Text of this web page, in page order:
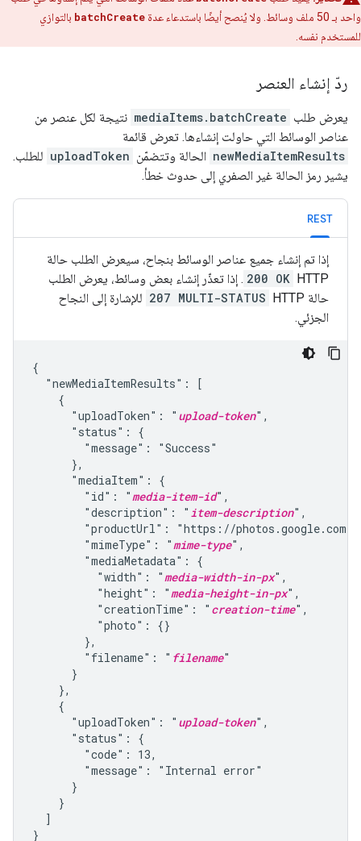
واحد بـ 50 ملف وسائط. ولا يُنصح أيضًا باستدعاء عدة
batchCreate بالتوازي
للمستخدم نفسه.
ردّ إنشاء العنصر
يعرض طلب mediaItems.batchCreate نتيجة لكل عنصر من
عناصر الوسائط التي حاولت إنشاءها. تعرض قائمة
newMediaItemResults الحالة وتتضمّن uploadToken للطلب.
يشير رمز الحالة غير الصفري إلى حدوث خطأ.
REST
إذا تم إنشاء جميع عناصر الوسائط بنجاح، سيعرض الطلب حالة
HTTP
200 OK . إذا تعذّر إنشاء بعض وسائط، يعرض الطلب
حالة HTTP
207 MULTI-STATUS للإشارة إلى النجاح
الجزئي.
{
  "newMediaItemResults": [
    {
      "uploadToken": "
upload-token",
      "status": {
        "message": "Success"
      },
      "mediaItem": {
        "id": "
media-item-id",
        "description": "
item-description",
"productUrl": "https://photos.google.com/
        "mimeType": "
mime-type",
        "mediaMetadata": {
          "width": "
media-width-in-px",
          "height": "
media-height-in-px",
          "creationTime": "
creation-time",
          "photo": {}
        },
        "filename": "
filename"
      }
    },
    {
      "uploadToken": "
upload-token",
      "status": {
        "code": 13,
        "message": "Internal error"
      }
    }
  ]
}